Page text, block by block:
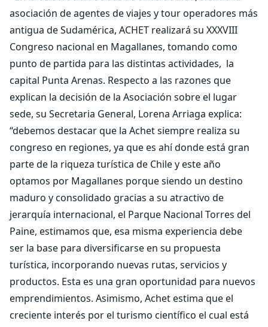
asociación de agentes de viajes y tour operadores más
antigua de Sudamérica, ACHET realizará su XXXVIII
Congreso nacional en Magallanes, tomando como
punto de partida para las distintas actividades, la
capital Punta Arenas. Respecto a las razones que
explican la decisión de la Asociación sobre el lugar
sede, su Secretaria General, Lorena Arriaga explica:
“debemos destacar que la Achet siempre realiza su
congreso en regiones, ya que es ahí donde está gran
parte de la riqueza turística de Chile y este año
optamos por Magallanes porque siendo un destino
maduro y consolidado gracias a su atractivo de
jerarquía internacional, el Parque Nacional Torres del
Paine, estimamos que, esa misma experiencia debe
ser la base para diversificarse en su propuesta
turística, incorporando nuevas rutas, servicios y
productos. Esta es una gran oportunidad para nuevos
emprendimientos. Asimismo, Achet estima que el
creciente interés por el turismo científico el cual está